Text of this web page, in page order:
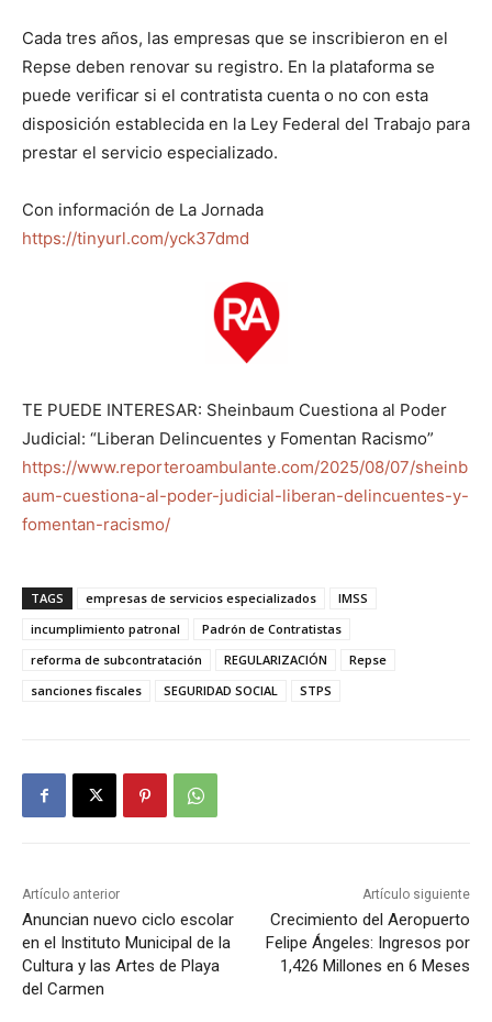
Cada tres años, las empresas que se inscribieron en el
Repse deben renovar su registro. En la plataforma se
puede verificar si el contratista cuenta o no con esta
disposición establecida en la Ley Federal del Trabajo para
prestar el servicio especializado.
Con información de La Jornada
https://tinyurl.com/yck37dmd
TE PUEDE INTERESAR: Sheinbaum Cuestiona al Poder
Judicial: “Liberan Delincuentes y Fomentan Racismo”
https://www.reporteroambulante.com/2025/08/07/sheinb
aum-cuestiona-al-poder-judicial-liberan-delincuentes-y-
fomentan-racismo/
TAGS empresas de servicios especializados
IMSS
incumplimiento patronal
Padrón de Contratistas
reforma de subcontratación
REGULARIZACIÓN
Repse
sanciones fiscales
SEGURIDAD SOCIAL STPS
Artículo anterior
Anuncian nuevo ciclo escolar
en el Instituto Municipal de la
Cultura y las Artes de Playa
del Carmen
Artículo siguiente
Crecimiento del Aeropuerto
Felipe Ángeles: Ingresos por
1,426 Millones en 6 Meses